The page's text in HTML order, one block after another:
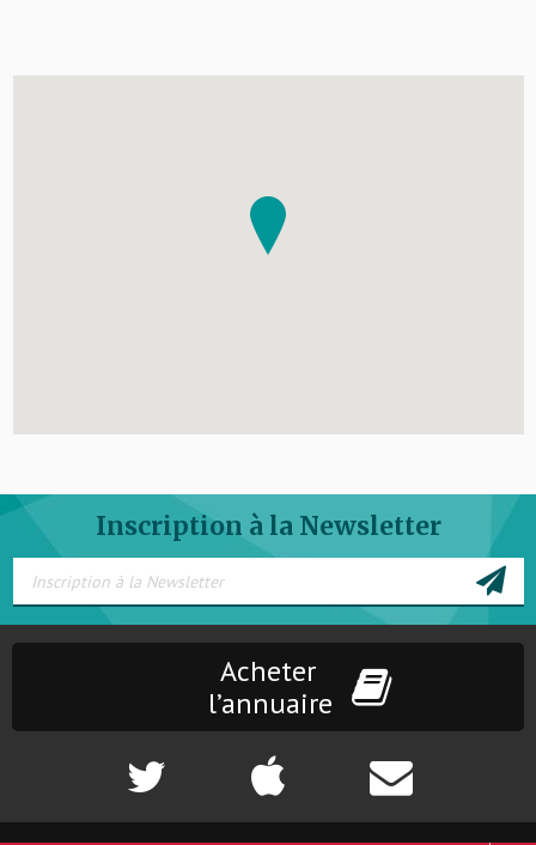
Inscription à la Newsletter
Acheter
l’annuaire